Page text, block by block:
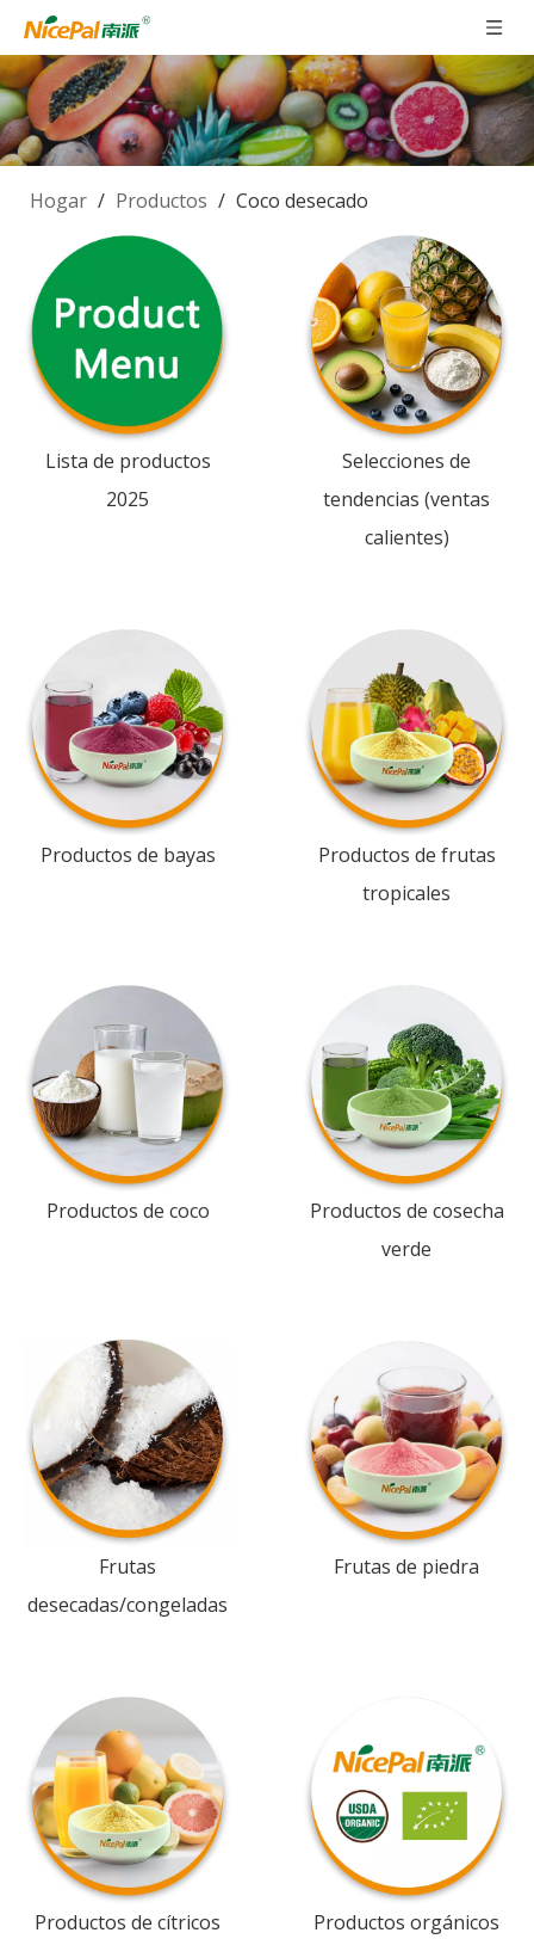
Hogar / Productos / Coco desecado
Lista de productos
2025
Selecciones de
tendencias (ventas
calientes)
Productos de bayas
Productos de frutas
tropicales
Productos de coco
Productos de cosecha
verde
Frutas
desecadas/congeladas
Frutas de piedra
Productos de cítricos Productos orgánicos